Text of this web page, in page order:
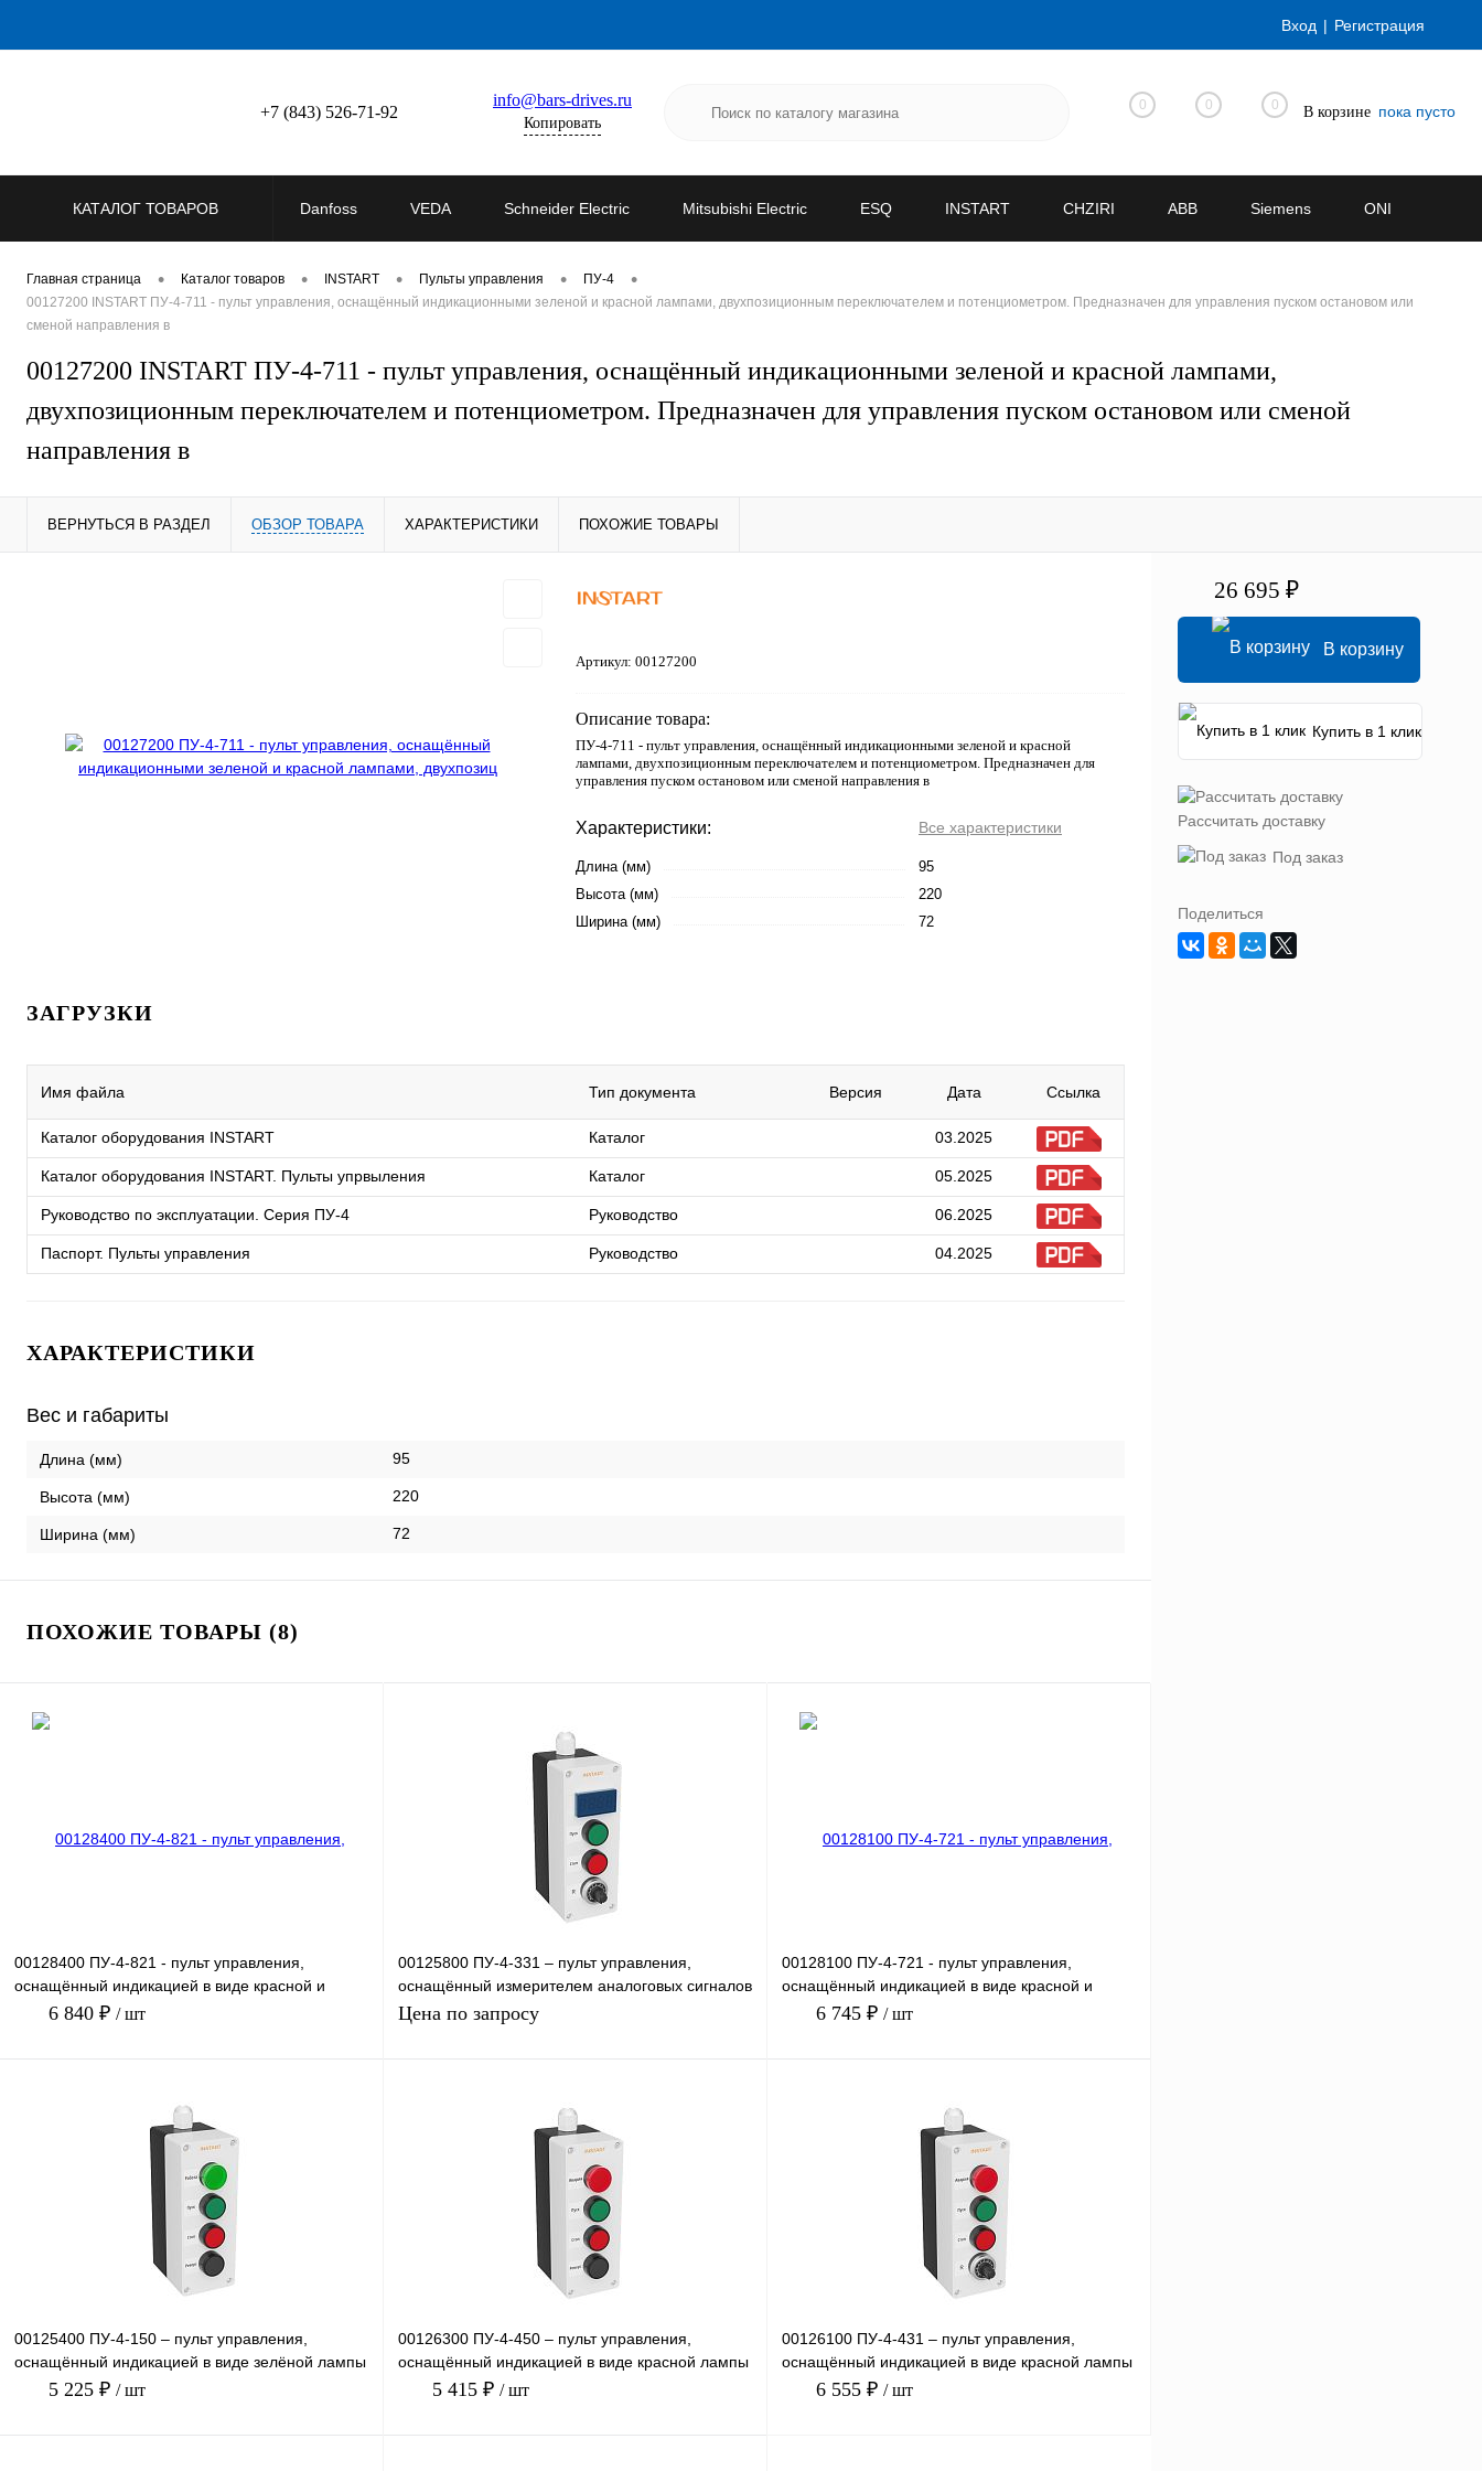
Вход Регистрация
+7 (843) 526-71-92
info@bars-drives.ru
Копировать
0 0 0 В корзине пока пусто
КАТАЛОГ ТОВАРОВ Danfoss VEDA Schneider Electric Mitsubishi Electric ESQ INSTART CHZIRI ABB Siemens ONI
Главная страница • Каталог товаров • INSTART • Пульты управления • ПУ-4 •
00127200 INSTART ПУ-4-711 - пульт управления, оснащённый индикационными зеленой и красной лампами, двухпозиционным переключателем и потенциометром. Предназначен для управления пуском остановом или
сменой направления в
00127200 INSTART ПУ-4-711 - пульт управления, оснащённый индикационными зеленой и красной лампами,
двухпозиционным переключателем и потенциометром. Предназначен для управления пуском остановом или сменой
направления в
ВЕРНУТЬСЯ В РАЗДЕЛ ОБЗОР ТОВАРА ХАРАКТЕРИСТИКИ ПОХОЖИЕ ТОВАРЫ
Артикул: 00127200
Описание товара:
ПУ-4-711 - пульт управления, оснащённый индикационными зеленой и красной
лампами, двухпозиционным переключателем и потенциометром. Предназначен для
управления пуском остановом или сменой направления в
Характеристики: Все характеристики
Длина (мм)
95
Высота (мм)
220
Ширина (мм)
72
ЗАГРУЗКИ
Имя файла Тип документа Версия Дата Ссылка
Каталог оборудования INSTART Каталог 03.2025
Каталог оборудования INSTART. Пульты упрвыления Каталог 05.2025
Руководство по эксплуатации. Серия ПУ-4 Руководство 06.2025
Паспорт. Пульты управления Руководство 04.2025
ХАРАКТЕРИСТИКИ
Вес и габариты
Длина (мм) 95
Высота (мм) 220
Ширина (мм) 72
ПОХОЖИЕ ТОВАРЫ (8)
00128400 ПУ-4-821 - пульт управления,
оснащённый индикацией в виде красной и
зеленой лампы 220 В, 3-
6 840 ₽ / шт
Сравнение
Под заказ
00125800 ПУ-4-331 – пульт управления,
оснащённый измерителем аналоговых сигналов
ИТП-14, кнопками пу
Цена по запросу
Запросить цену
Сравнение
Под заказ
00128100 ПУ-4-721 - пульт управления,
оснащённый индикацией в виде красной и
зеленой лампы 24 В, 3-х
6 745 ₽ / шт
Сравнение
Под заказ
00125400 ПУ-4-150 – пульт управления,
оснащённый индикацией в виде зелёной лампы
24В, кнопками пуск/
5 225 ₽ / шт
00126300 ПУ-4-450 – пульт управления,
оснащённый индикацией в виде красной лампы
24В, кнопками пуск/
5 415 ₽ / шт
00126100 ПУ-4-431 – пульт управления,
оснащённый индикацией в виде красной лампы
24В, кнопками пуск/
6 555 ₽ / шт
26 695 ₽
В корзину
Купить в 1 клик
Рассчитать доставку
Под заказ
Поделиться